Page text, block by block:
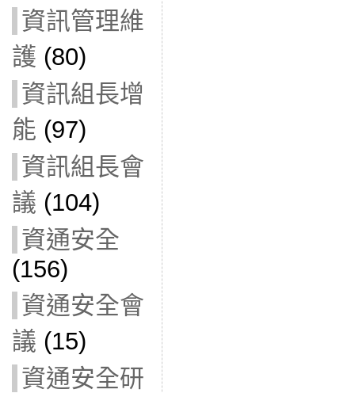
資訊管理維
護 (80)
資訊組長增
能 (97)
資訊組長會
議 (104)
資通安全
(156)
資通安全會
議 (15)
資通安全研